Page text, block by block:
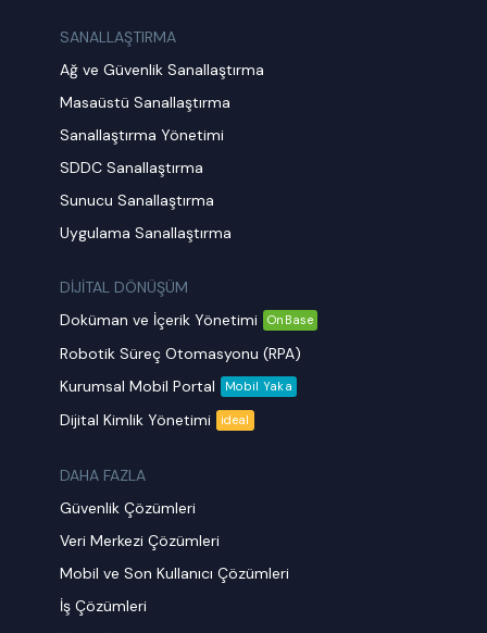
SANALLAŞTIRMA
Ağ ve Güvenlik Sanallaştırma
Masaüstü Sanallaştırma
Sanallaştırma Yönetimi
SDDC Sanallaştırma
Sunucu Sanallaştırma
Uygulama Sanallaştırma
DİJİTAL DÖNÜŞÜM
Doküman ve İçerik Yönetimi
OnBase
Robotik Süreç Otomasyonu (RPA)
Kurumsal Mobil Portal
Mobil Yaka
Dijital Kimlik Yönetimi ideal
DAHA FAZLA
Güvenlik Çözümleri
Veri Merkezi Çözümleri
Mobil ve Son Kullanıcı Çözümleri
İş Çözümleri